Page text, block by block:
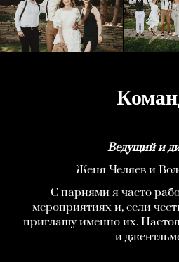
Ведущий и
Женя Челяев и
С парнями я часто
мероприятиях и, если
приглашу именно их.
и